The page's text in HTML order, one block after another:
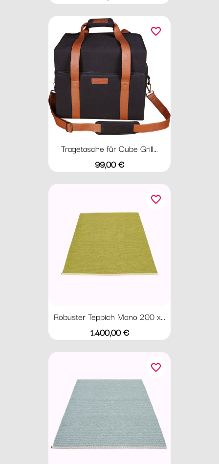
Tragetasche für Cube Grill...
Preis
99,00 €
favorite_border
Robuster Teppich Mono 200 x...
Preis
1.400,00 €
favorite_border
favorite_border